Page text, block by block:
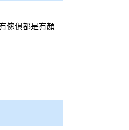
傢俱都是有顏